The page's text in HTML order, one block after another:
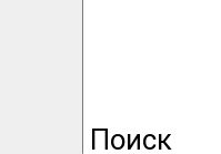
Поиск